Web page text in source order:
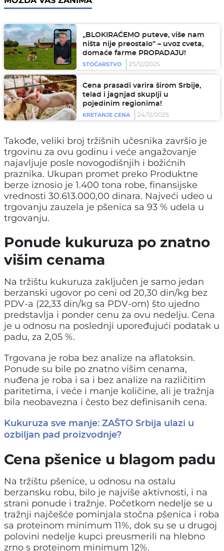
„BLOKIRAĆEMO puteve, više nam
ništa nije preostalo” – uvoz cveta,
domaće farme PROPADAJU!
STOČARSTVO
25/12/2025
Cena prasadi varira širom Srbije,
telad i jagnjad skuplji u
pojedinim regionima!
KRETANJE CENA
24/12/2025
Takođe, veliki broj tržišnih učesnika završio je
trgovinu za ovu godinu i veće angažovanje
najavljuje posle novogodišnjih i božićnih
praznika. Ukupan promet preko Produktne
berze iznosio je 1.400 tona robe, finansijske
vrednosti 30.613.000,00 dinara. Najveći udeo u
trgovanju zauzela je pšenica sa 93 % udela u
trgovanju.
Ponude kukuruza po znatno
višim cenama
Na tržištu kukuruza zaključen je samo jedan
berzanski ugovor po ceni od 20,30 din/kg bez
PDV-a (22,33 din/kg sa PDV-om) što ujedno
predstavlja i ponder cenu za ovu nedelju. Cena
je u odnosu na poslednji upoređujući podatak u
padu, za 2,05 %.
Trgovana je roba bez analize na aflatoksin.
Ponude su bile po znatno višim cenama,
nuđena je roba i sa i bez analize na različitim
paritetima, i veće i manje količine, ali je tražnja
bila neobavezna i često bez definisanih cena.
Kukuruza sve manje: ZAŠTO Srbija ulazi u
ozbiljan pad proizvodnje?
Cena pšenice u blagom padu
Na tržištu pšenice, u odnosu na ostalu
berzansku robu, bilo je najviše aktivnosti, i na
strani ponude i tražnje. Početkom nedelje se u
tražnji najčešće pominjala stočna pšenica i roba
sa proteinom minimum 11%, dok su se u drugoj
polovini nedelje kupci preusmerili na hlebno
zrno s proteinom minimum 12%.